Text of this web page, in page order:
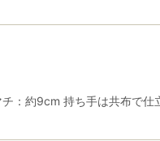
約9cm 持ち手は共布で仕